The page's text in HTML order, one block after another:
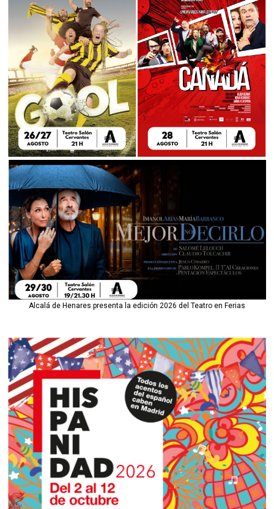
Alcalá de Henares presenta la edición 2026 del Teatro en Ferias